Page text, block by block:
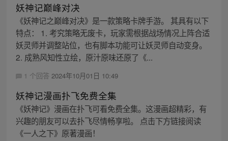
妖神记巅峰对决
《妖神记之巅峰对决》是一款策略卡牌手游。 其具有以下
特点： 1. 考究策略无废卡，玩家需根据战场情况上阵合适
妖灵师并调整站位，也有脚本功能可让妖灵师自动变身。
2. 成熟风知性立绘，原汁原味还原了《...
1 个回答 2024年10月01日 10:49
妖神记漫画扑飞免费全集
《妖神记》漫画在扑飞可看免费全集。这漫画超精彩，有
兴趣的朋友可以去扑飞尽情畅享啦。 点击下方链接阅读
《一人之下》原著漫画！